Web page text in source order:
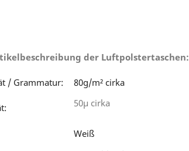
der Luftpolstertaschen:
/ Grammatur: 80g/m² cirka
50µ cirka
Weiß